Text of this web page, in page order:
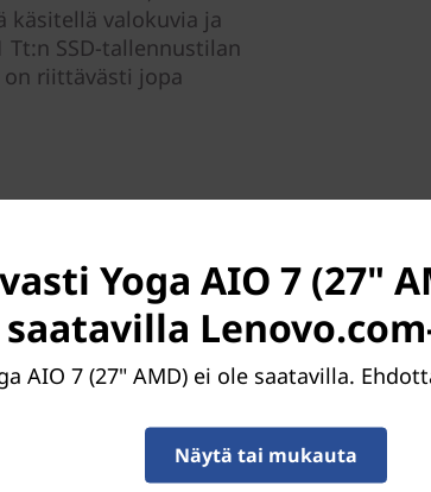
käsitellä valokuvia ja
SSD-tallennustilan
riittävästi jopa
Yoga AIO 7 (27"
AIO 7 (27" AMD) ei ole saatavilla.
Näytä tai mukauta